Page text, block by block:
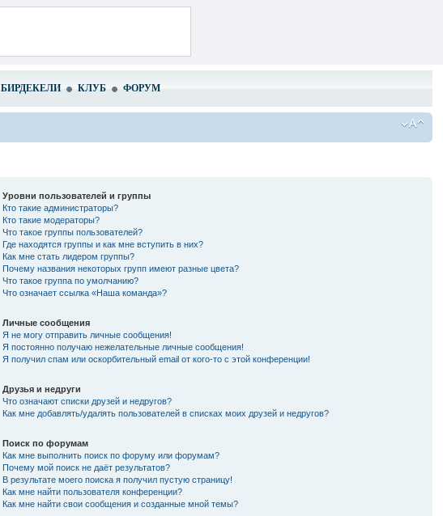
БИРДЕКЕЛИ КЛУБ ФОРУМ
Уровни пользователей и группы
Кто такие администраторы?
Кто такие модераторы?
Что такое группы пользователей?
Где находятся группы и как мне вступить в них?
Как мне стать лидером группы?
Почему названия некоторых групп имеют разные цвета?
Что такое группа по умолчанию?
Что означает ссылка «Наша команда»?
Личные сообщения
Я не могу отправить личные сообщения!
Я постоянно получаю нежелательные личные сообщения!
Я получил спам или оскорбительный email от кого-то с этой конференции!
Друзья и недруги
Что означают списки друзей и недругов?
Как мне добавлять/удалять пользователей в списках моих друзей и недругов?
Поиск по форумам
Как мне выполнить поиск по форуму или форумам?
Почему мой поиск не даёт результатов?
В результате моего поиска я получил пустую страницу!
Как мне найти пользователя конференции?
Как мне найти свои сообщения и созданные мной темы?